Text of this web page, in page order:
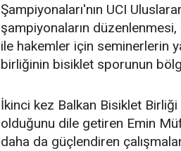
Şampiyonaları'nın UCI
şampiyonaların
ile hakemler için seminerlerin
birliğinin bisiklet sporunun
İkinci kez Balkan Bisiklet
olduğunu dile getiren Emin
daha da güçlendiren